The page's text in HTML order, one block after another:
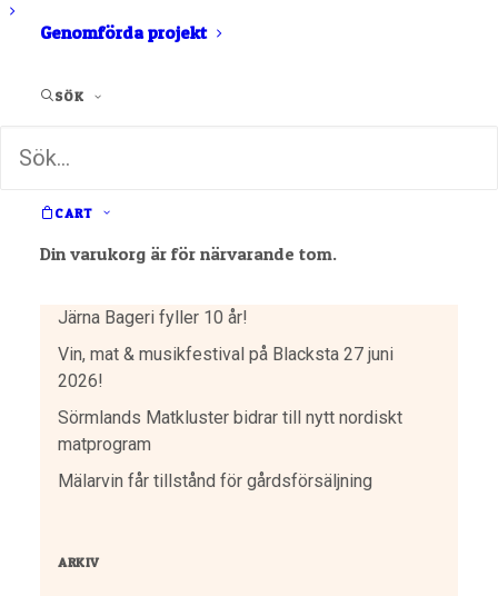
Genomförda projekt
SÖK
CART
Din varukorg är för närvarande tom.
Tillsammans skapar vi något unikt!
medlemmar.
Järna Bageri fyller 10 år!
Vin, mat & musikfestival på Blacksta 27 juni
2026!
Sörmlands Matkluster bidrar till nytt nordiskt
matprogram
Mälarvin får tillstånd för gårdsförsäljning
ARKIV